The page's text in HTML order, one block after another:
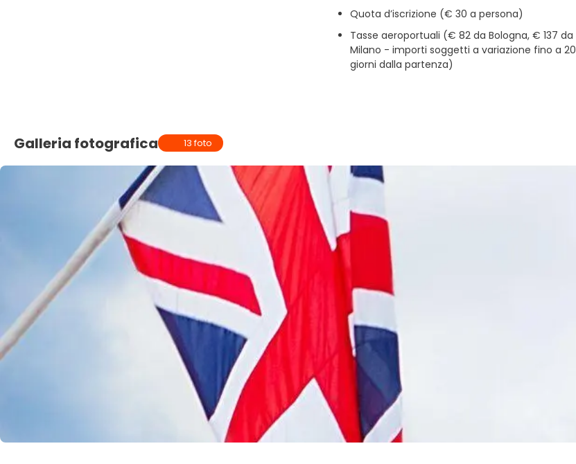
Quota d’iscrizione (€ 30 a persona)
Tasse aeroportuali (€ 82 da Bologna, € 137 da
Milano - importi soggetti a variazione fino a 20
giorni dalla partenza)
Galleria fotografica 13 foto